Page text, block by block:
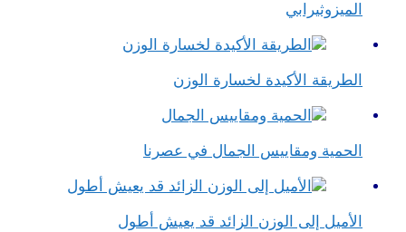
الميزوثيرابي
الطريقة الأكيدة لخسارة الوزن
الحمية ومقاييس الجمال في عصرنا
الأميل إلى الوزن الزائد قد يعيش أطول